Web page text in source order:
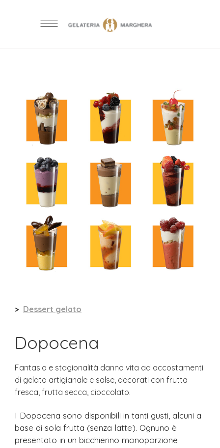
> Dessert gelato
Dopocena
Fantasia e stagionalità danno vita ad accostamenti
di gelato artigianale e salse, decorati con frutta
fresca, frutta secca, cioccolato.
I Dopocena sono disponibili in tanti gusti, alcuni a
base di sola frutta (senza latte). Ognuno è
presentato in un bicchierino monoporzione